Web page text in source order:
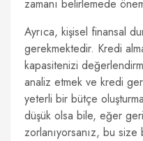
zamanı belirlemede
Ayrıca, kişisel finansal
gerekmektedir. Kredi
kapasitenizi
analiz etmek ve kredi
yeterli bir bütçe
düşük olsa bile, eğer
zorlanıyorsanız, bu size